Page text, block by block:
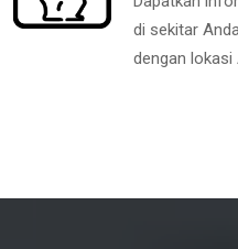
di sekitar
dengan lokasi